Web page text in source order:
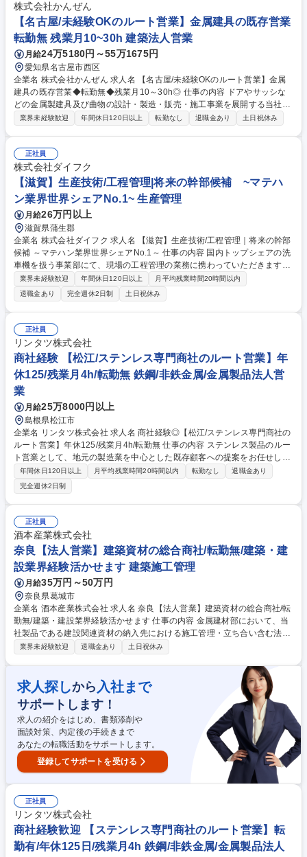
株式会社かんぜん
【名古屋/未経験OKのルート営業】金属建具の既存営業
転勤無 残業月10~30h 建築法人営業
月給24万5180円～55万1675円
愛知県名古屋市西区
企業名 株式会社かんぜん 求人名 【名古屋/未経験OKのルート営業】金属
建具の既存営業◆転勤無◆残業月10～30h◎ 仕事の内容 ドアやサッシな
どの金属製建具及び曲物の設計・製造・販売・施工事業を展開する当社に
て、法人営業をお任せいたします。主なお客様であるサッシ販売店様やゼ
3.製品納品または工事完了後、客先へ請求 【働き方】 オフィスワークと
外回りの時間割合は半々です。主に既存の得意先のフォローとなります。
新規の場合はご紹介を頂くことがほとんどです。 募集職種 【名古屋/未経
験OKのルート営業】金属建具の既存営業◆転勤無◆残業月10～30h◎
業界未経験歓迎 年間休日120日以上 転勤なし 退職金あり 土日祝休み
正社員
株式会社ダイフク
【滋賀】生産技術/工程管理|将来の幹部候補 ~マテハ
ン業界世界シェアNo.1~ 生産管理
月給26万円以上
滋賀県蒲生郡
企業名 株式会社ダイフク 求人名 【滋賀】生産技術/工程管理｜将来の幹部
候補 ～マテハン業界世界シェアNo.1～ 仕事の内容 国内トップシェアの洗
車機を扱う事業部にて、現場の工程管理の業務に携わっていただきます。
将来的には課全体の管理を行う幹部候補としてのご活躍を期待しておりま
す。 【主な業務】■CAM/CAD業務 ■製品見積もり ■システム管理 ■工程・
品質管理 ■課の収支管理 【やりがい・魅力】■洗車機のフレームや内・外
板の生産を主とし、生産工程のスタートであり全体工程が出来る把握でき
る。■工作課として新機種発売の際に物作りの意見が提案できる。板金工
場として幅広く資格を取得しスキルアップが可能 募集職種 【滋賀】生産
技術/工程管理｜将来の幹部候補 ～マテハン業界世界シェアNo.1～
業界未経験歓迎 年間休日120日以上
月平均残業時間20時間以内
退職金あり
完全週休2日制 土日祝休み
正社員
リンタツ株式会社
商社経験 【松江/ステンレス専門商社のルート営業】年
休125/残業月4h/転勤無 鉄鋼/非鉄金属/金属製品法人営
業
月給25万8000円以上
島根県松江市
企業名 リンタツ株式会社 求人名 商社経験◎【松江/ステンレス専門商社の
ルート営業】年休125/残業月4h/転勤無 仕事の内容 ステンレス製品のルー
ト営業として、地元の製造業を中心とした既存顧客への提案をお任せしま
す。転居を伴う転勤はなく、地域に根差した営業活動に専念できます。
(全国転勤型も有)※業務内容の変更範囲：営業業務 ■既存顧客（1日3～4
件）の訪問・ニーズ深掘り ■ステンレス製品の仕様打ち合わせ・受注対応
■社内生産部門との加工・納期調整、物流手配 ■納品後のアフターフォロ
ーおよび信頼関係の構築 【取引先】自動車、医療機器、厨房、建材など約
1,000社。長年培った「絆」を武器に、素材＋αの価値を提供します。自社
一貫体制のため、顧客の要望に柔軟かつ迅速に応えられます。 募集職種
商社経験◎【松江/ステンレス専門商社のルート営業】年休125/残業月4h/
転勤無
年間休日120日以上 月平均残業時間20時間以内 転勤なし
退職金あり
完全週休2日制
正社員
酒本産業株式会社
奈良【法人営業】建築資材の総合商社/転勤無/建築・建
設業界経験活かせます 建築施工管理
月給35万円～50万円
奈良県葛城市
企業名 酒本産業株式会社 求人名 奈良【法人営業】建築資材の総合商社/転
勤無/建築・建設業界経験活かせます 仕事の内容 金属建材部において、当
社製品である建設関連資材の納入先における施工管理・立ち合い含む法人
営業をお任せいたします。既存顧客取引が中心になるため、既存顧客と関
納品の打合せ（既存顧客からの受注が中心となります） ■図面・スケジュ
ールに即した工事や加工部門への金属加工の調整（加工部門との連携がと
りやすい環境）■顧客への建築資材の情報提供など【入社後】まずは現場
業務を中心に作業工程を基礎から学んでいただきます。現場業務を学びな
がら、営業見積書作成などを習得していきます。スキルに応じてお任せし
ますが、担当顧客は約7～8社予定です。 募集職種 奈良【法人営業】建築
資材の総合商社/転勤無/建築・建設業界経験活かせます
業界未経験歓迎 退職金あり 土日祝休み
求人探しから 入社まで
サポートします！
求人の紹介をはじめ、書類添削や
面談対策、内定後の手続きまで
あなたの転職活動をサポートします。
登録してサポートを受ける
正社員
リンタツ株式会社
商社経験歓迎 【ステンレス専門商社のルート営業】転
勤有/年休125日/残業月4h 鉄鋼/非鉄金属/金属製品法人